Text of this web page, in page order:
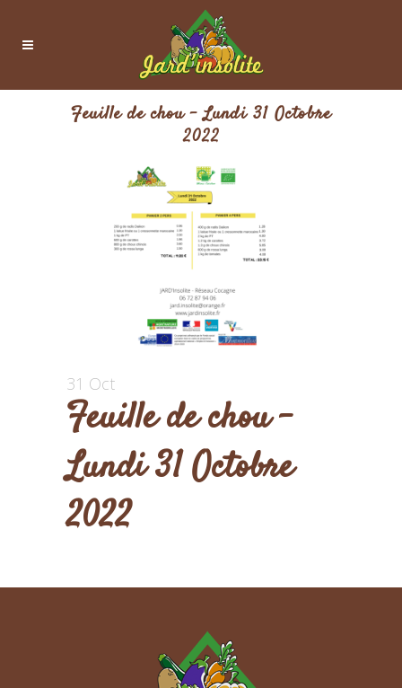
Feuille de chou – Lundi 31 Octobre
2022
31 Oct
Feuille de chou –
Lundi 31 Octobre
2022